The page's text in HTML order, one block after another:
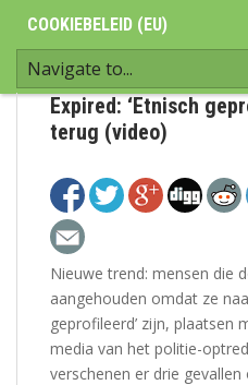
COOKIEBELEID (EU)
Expired: ‘Etnisch
terug (video)
Nieuwe trend: mensen die
aangehouden omdat ze
geprofileerd’ zijn, plaatsen
media van het politie-
verschenen er drie gevallen